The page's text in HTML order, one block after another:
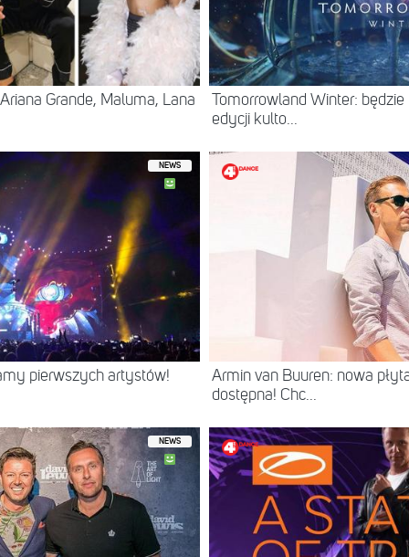
Grande, Maluma, Lana
Tomorrowland Winter:
edycji kulto...
NEWS
pierwszych artystów!
Armin van Buuren: nowa
dostępna! Chc...
NEWS